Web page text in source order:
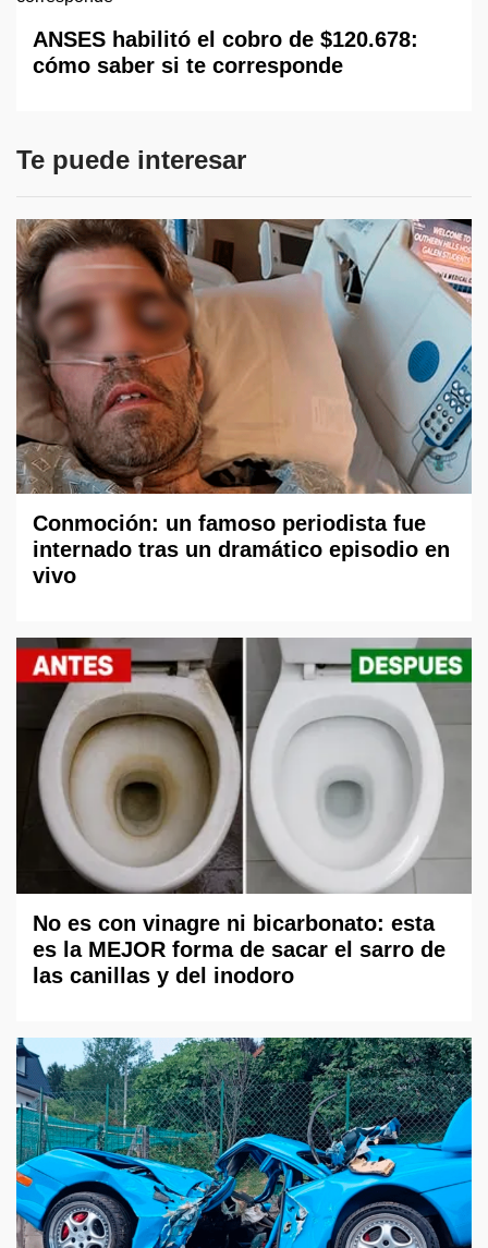
ANSES habilitó el cobro de $120.678:
cómo saber si te corresponde
Te puede interesar
Conmoción: un famoso periodista fue
internado tras un dramático episodio en
vivo
No es con vinagre ni bicarbonato: esta
es la MEJOR forma de sacar el sarro de
las canillas y del inodoro